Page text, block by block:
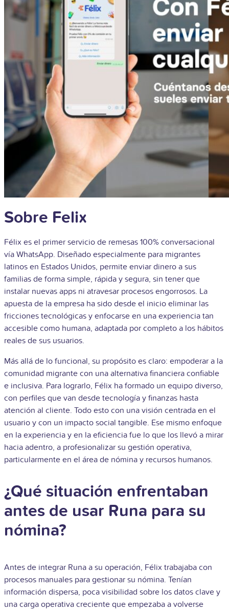
Sobre Felix
Félix es el primer servicio de remesas 100% conversacional
vía WhatsApp. Diseñado especialmente para migrantes
latinos en Estados Unidos, permite enviar dinero a sus
familias de forma simple, rápida y segura, sin tener que
instalar nuevas apps ni atravesar procesos engorrosos. La
apuesta de la empresa ha sido desde el inicio eliminar las
fricciones tecnológicas y enfocarse en una experiencia tan
accesible como humana, adaptada por completo a los hábitos
reales de sus usuarios.
Más allá de lo funcional, su propósito es claro: empoderar a la
comunidad migrante con una alternativa financiera confiable
e inclusiva. Para lograrlo, Félix ha formado un equipo diverso,
con perfiles que van desde tecnología y finanzas hasta
atención al cliente. Todo esto con una visión centrada en el
usuario y con un impacto social tangible. Ese mismo enfoque
en la experiencia y en la eficiencia fue lo que los llevó a mirar
hacia adentro, a profesionalizar su gestión operativa,
particularmente en el área de nómina y recursos humanos.
¿Qué situación enfrentaban
antes de usar Runa para su
nómina?
Antes de integrar Runa a su operación, Félix trabajaba con
procesos manuales para gestionar su nómina. Tenían
información dispersa, poca visibilidad sobre los datos clave y
una carga operativa creciente que empezaba a volverse